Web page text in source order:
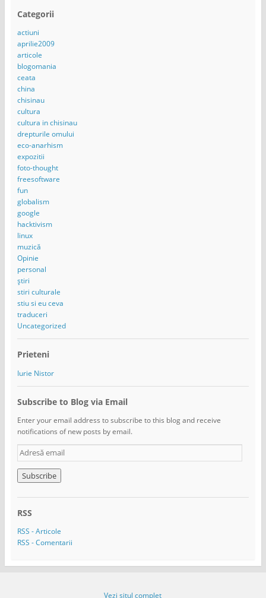
Categorii
actiuni
aprilie2009
articole
blogomania
ceata
china
chisinau
cultura
cultura in chisinau
drepturile omului
eco-anarhism
expozitii
foto-thought
freesoftware
fun
globalism
google
hacktivism
linux
muzică
Opinie
personal
știri
stiri culturale
stiu si eu ceva
traduceri
Uncategorized
Prieteni
Iurie Nistor
Subscribe to Blog via Email
Enter your email address to subscribe to this blog and receive
notifications of new posts by email.
A
d
r
e
s
e
m
a
RSS
RSS - Articole
RSS - Comentarii
Vezi situl complet